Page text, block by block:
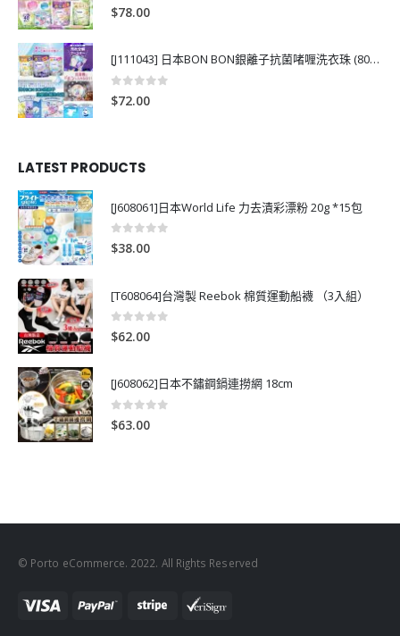
0out of 5
$78.00
[J111043] 日本BON BON銀離子抗菌啫喱洗衣珠 (80粒)
0
$72.00
LATEST PRODUCTS
[J608061]日本World Life 力去漬彩漂粉 20g *15包
0out of 5
$38.00
[T608064]台灣製 Reebok 棉質運動船襪 （3入組）
0 out of 5
$62.00
[J608062]日本不鏽鋼鍋連撈網 18cm
0 out of 5
$63.00
© Porto eCommerce. 2022. All Rights Reserved